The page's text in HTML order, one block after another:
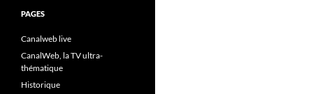
PAGES
Canalweb live
CanalWeb, la TV ultra-
thématique
Historique